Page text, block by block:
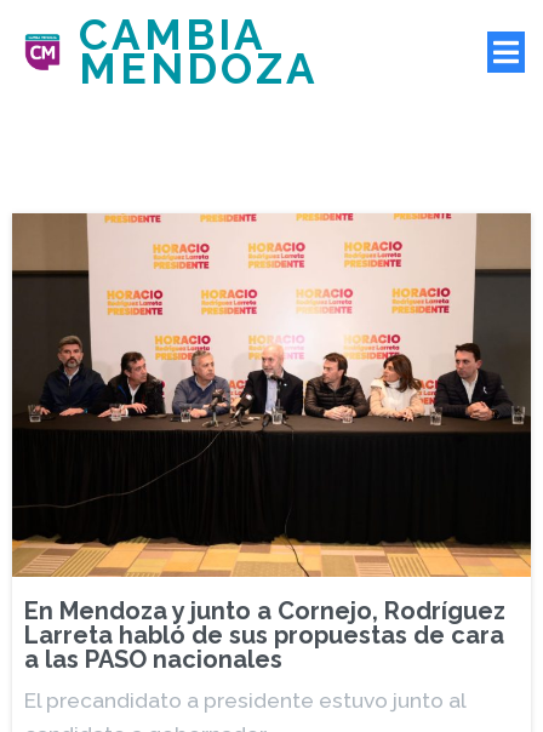
CAMBIA
MENDOZA
En Mendoza y junto a Cornejo, Rodríguez
Larreta habló de sus propuestas de cara
a las PASO nacionales
El precandidato a presidente estuvo junto al